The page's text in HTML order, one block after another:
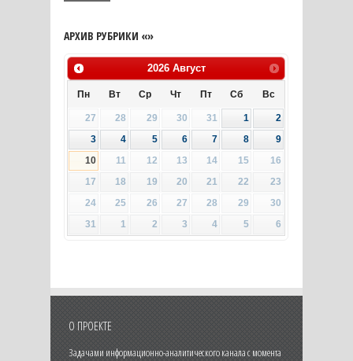
АРХИВ РУБРИКИ «»
2026 Август
Пн Вт Ср Чт Пт Сб Вс
27 28 29 30 31 1
2
3
4 5 6 7 8
9
10
11 12 13 14 15
16
17
18 19 20 21 22
23
24
25 26 27 28 29
30
31
1 2 3 4 5 6
О ПРОЕКТЕ
Задачами информационно-аналитического канала с момента